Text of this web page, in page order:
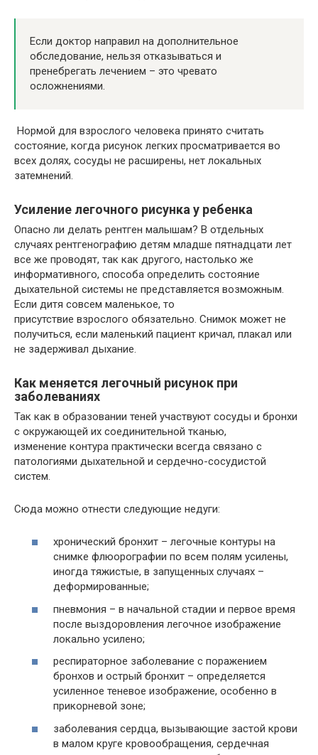
Если доктор направил на дополнительное
обследование, нельзя отказываться и
пренебрегать лечением – это чревато
осложнениями.
Нормой для взрослого человека принято считать
состояние, когда рисунок легких просматривается во
всех долях, сосуды не расширены, нет локальных
затемнений.
Усиление легочного рисунка у ребенка
Опасно ли делать рентген малышам? В отдельных
случаях рентгенографию детям младше пятнадцати лет
все же проводят, так как другого, настолько же
информативного, способа определить состояние
дыхательной системы не представляется возможным.
Если дитя совсем маленькое, то
присутствие взрослого обязательно. Снимок может не
получиться, если маленький пациент кричал, плакал или
не задерживал дыхание.
Как меняется легочный рисунок при
заболеваниях
Так как в образовании теней участвуют сосуды и бронхи
с окружающей их соединительной тканью,
изменение контура практически всегда связано с
патологиями дыхательной и сердечно-сосудистой
систем.
Сюда можно отнести следующие недуги:
хронический бронхит – легочные контуры на
снимке флюорографии по всем полям усилены,
иногда тяжистые, в запущенных случаях –
деформированные;
пневмония – в начальной стадии и первое время
после выздоровления легочное изображение
локально усилено;
респираторное заболевание с поражением
бронхов и острый бронхит – определяется
усиленное теневое изображение, особенно в
прикорневой зоне;
заболевания сердца, вызывающие застой крови
в малом круге кровообращения, сердечная